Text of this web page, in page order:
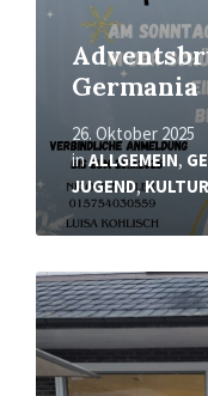
Germania
26. Oktober 2025
inALLGEMEIN,
JUGEND,KULTUR
Mehr
erfahren